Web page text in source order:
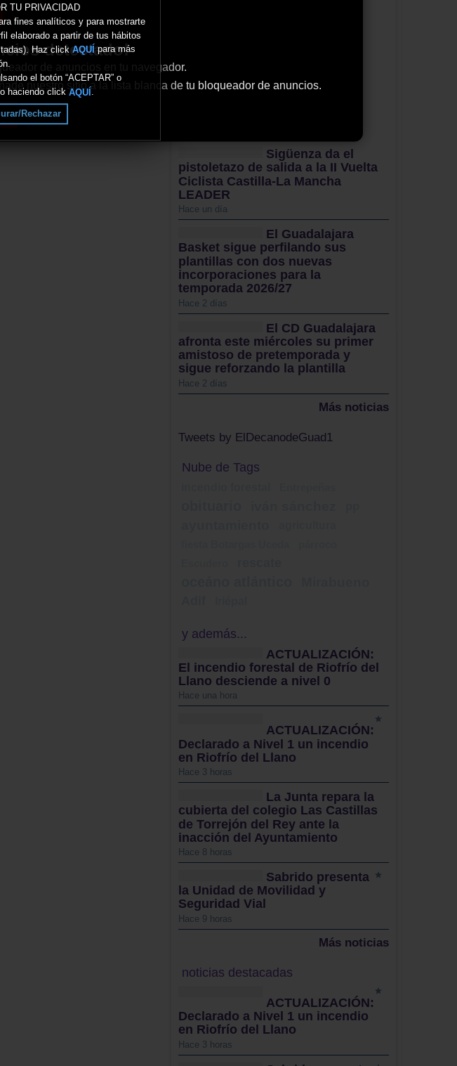
detectado!
de anuncios en tu navegador.
nuestro sitio a la lista blanca de tu bloqueador de anuncios.
TU PRIVACIDAD
fines analíticos y para mostrarte
elaborado a partir de tus hábitos
Haz click AQUÍ para más
el botón “ACEPTAR” o
haciendo click AQUÍ
Rechazar
Sigüenza da el
pistoletazo de salida a la II Vuelta
Ciclista Castilla-La Mancha
LEADER
Hace un día
El Guadalajara
Basket sigue perfilando sus
plantillas con dos nuevas
incorporaciones para la
temporada 2026/27
Hace 2 días
El CD Guadalajara
afronta este miércoles su primer
amistoso de pretemporada y
sigue reforzando la plantilla
Hace 2 días
Más noticias
Tweets by ElDecanodeGuad1
Nube de Tags
y además...
ACTUALIZACIÓN:
El incendio forestal de Riofrío del
Llano desciende a nivel 0
Hace una hora
ACTUALIZACIÓN:
Declarado a Nivel 1 un incendio
en Riofrío del Llano
Hace 3 horas
La Junta repara la
cubierta del colegio Las Castillas
de Torrejón del Rey ante la
inacción del Ayuntamiento
Hace 8 horas
Sabrido presenta
la Unidad de Movilidad y
Seguridad Vial
Hace 9 horas
Más noticias
noticias destacadas
ACTUALIZACIÓN:
Declarado a Nivel 1 un incendio
en Riofrío del Llano
Hace 3 horas